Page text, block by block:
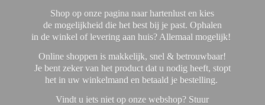
Shop op onze pagina naar hartenlust en kies
de mogelijkheid die het best bij je past. Ophalen
in de winkel of levering aan huis? Allemaal mogelijk!
Online shoppen is makkelijk, snel & betrouwbaar!
Je bent zeker van het product dat u nodig heeft, stopt
het in uw winkelmand en betaald je bestelling.
Vindt u iets niet op onze webshop? Stuur